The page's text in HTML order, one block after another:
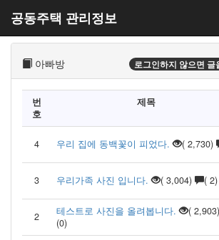
공동주택 관리정보
아빠방 로그인하지 않으면
번
호
제목
4 우리 집에 동백꽃이 피었다. ( 2,730)
3 우리가족 사진 입니다. ( 3,004) ( 2)
2 테스트로 사진을 올려봅니다.
( 2,903)
(0)